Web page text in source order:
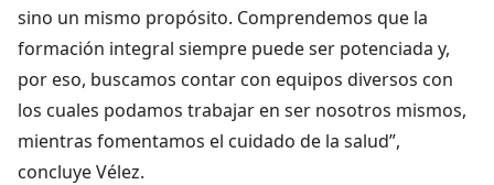
sino un mismo propósito. Comprendemos que la
formación integral siempre puede ser potenciada y,
por eso, buscamos contar con equipos diversos con
los cuales podamos trabajar en ser nosotros mismos,
mientras fomentamos el cuidado de la salud”,
concluye Vélez.